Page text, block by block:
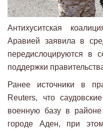
Антихуситская
Аравией заявила в
передислоцируются в
поддержки
Ранее источники в
Reuters, что
военную базу в
городе Аден, при